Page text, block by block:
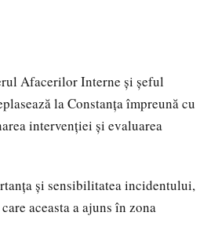
Afacerilor Interne și șeful
la Constanța împreună cu
intervenției și evaluarea
și sensibilitatea incidentului,
aceasta a ajuns în zona